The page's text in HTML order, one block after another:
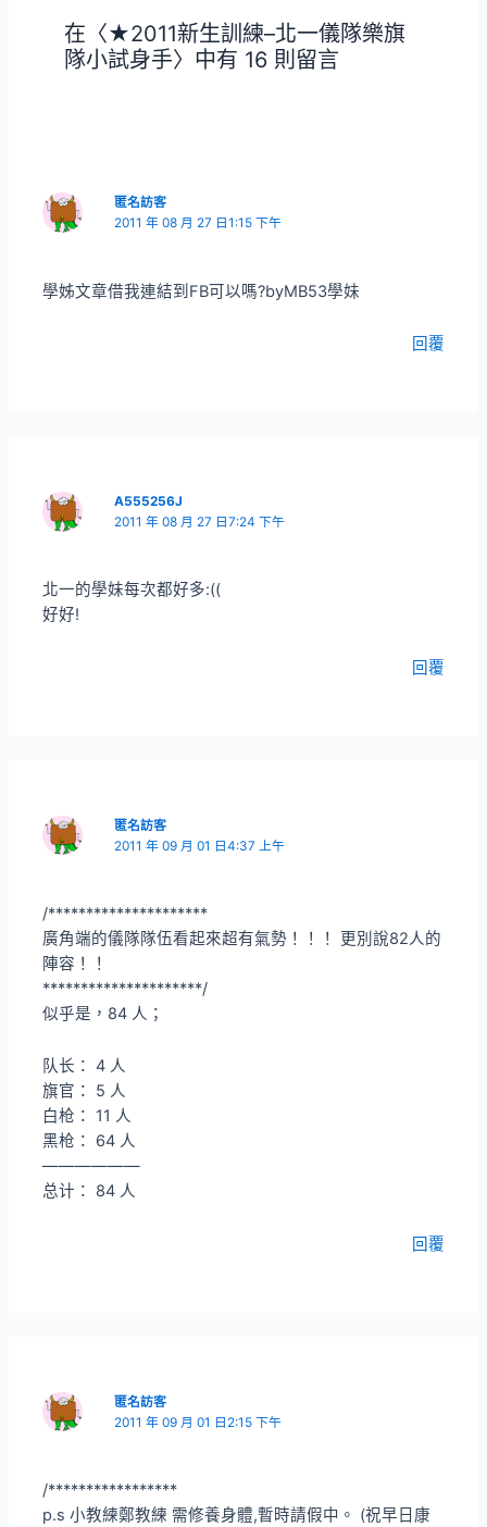
在〈★2011新生訓練–北一儀隊樂旗
隊小試身手〉中有 16 則留言
匿名訪客
2011 年 08 月 27 日1:15 下午
學姊文章借我連結到FB可以嗎?byMB53學妹
回覆
A555256J
2011 年 08 月 27 日7:24 下午
北一的學妹每次都好多:((
好好!
回覆
匿名訪客
2011 年 09 月 01 日4:37 上午
/*********************
廣角端的儀隊隊伍看起來超有氣勢！！！ 更別說82人的
陣容！！
*********************/
似乎是，84 人；
队长： 4 人
旗官： 5 人
白枪： 11 人
黑枪： 64 人
——————
总计： 84 人
回覆
匿名訪客
2011 年 09 月 01 日2:15 下午
/*****************
p.s 小教練鄭教練 需修養身體,暫時請假中。 (祝早日康